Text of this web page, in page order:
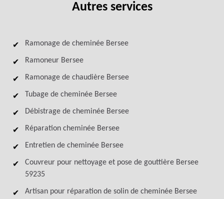
Autres services
Ramonage de cheminée Bersee
Ramoneur Bersee
Ramonage de chaudière Bersee
Tubage de cheminée Bersee
Débistrage de cheminée Bersee
Réparation cheminée Bersee
Entretien de cheminée Bersee
Couvreur pour nettoyage et pose de gouttière Bersee
59235
Artisan pour réparation de solin de cheminée Bersee